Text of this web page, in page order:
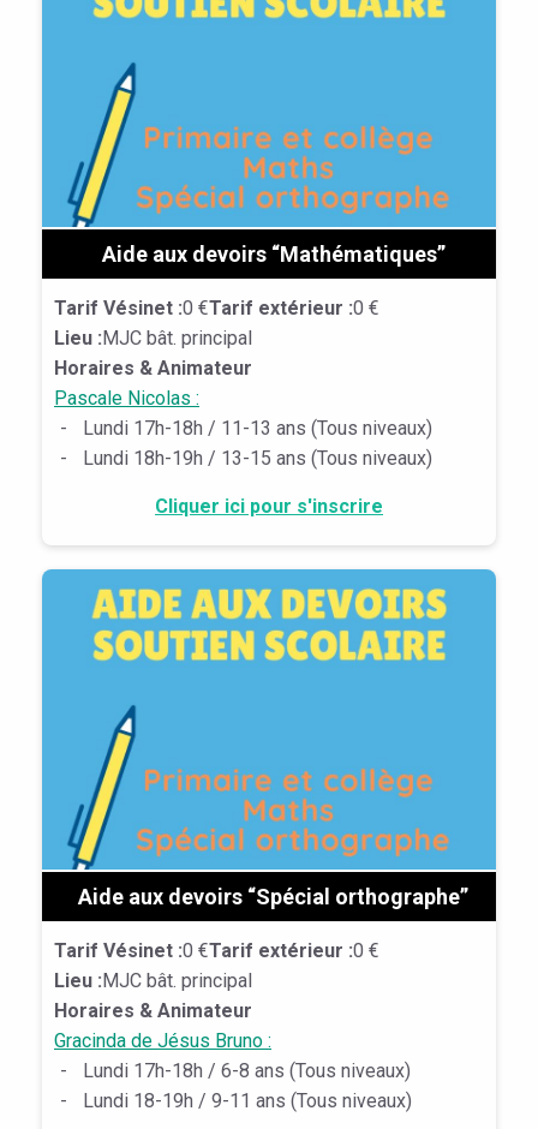
Aide aux devoirs “Mathématiques”
Tarif Vésinet :0 €Tarif extérieur :0 €
Lieu :MJC bât. principal
Horaires & Animateur
Pascale Nicolas :
-
Lundi 17h-18h / 11-13 ans (Tous niveaux)
-
Lundi 18h-19h / 13-15 ans (Tous niveaux)
Cliquer ici pour s'inscrire
Aide aux devoirs “Spécial orthographe”
Tarif Vésinet :0 €Tarif extérieur :0 €
Lieu :MJC bât. principal
Horaires & Animateur
Gracinda de Jésus Bruno :
-
Lundi 17h-18h / 6-8 ans (Tous niveaux)
-
Lundi 18-19h / 9-11 ans (Tous niveaux)